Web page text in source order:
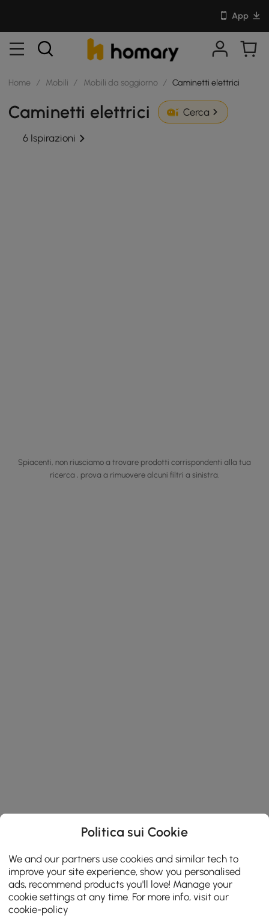
App
Home / Mobili / Mobili da soggiorno / Caminetti elettrici
Caminetti elettrici Cerca
6 Ispirazioni
Spiacenti, non riusciamo a trovare prodotti corrispondenti alla tua
ricerca , prova a rimuovere alcuni filtri a sinistra.
Products in the current category have been updated to show the latest 1 items
Politica sui Cookie
We and our partners use cookies and similar tech to
improve your site experience, show you personalised
ads, recommend products you'll love! Manage your
cookie settings at any time. For more info, visit our
cookie-policy